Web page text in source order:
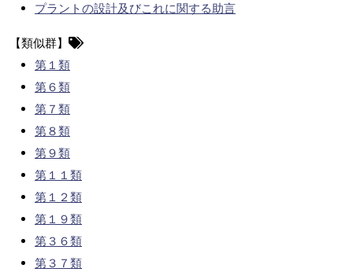
プラントの設計及びこれに関する助言
【類似群】
第１類
第６類
第７類
第８類
第９類
第１１類
第１２類
第１９類
第３６類
第３７類